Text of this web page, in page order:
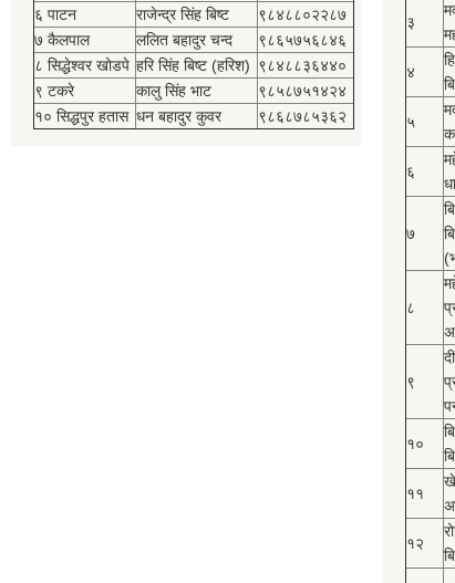
६ पाटन
राजेन्द्र सिंह बिष्‍ट
९८४८८०२२८७
७ कैलपाल
ललित बहादुर चन्द
९८६५७५६८४६
८ सिद्धेश्‍वर खोडपे हरि सिंह बिष्‍ट (हरिश) ९८४८८३६४४०
९ टकरे
कालु सिंह भाट
९८५८७५१४२४
१० सिद्धपुर हतास धन बहादुर कुवर ९८६८७८५३६२
३
४
५
६
७
८
९
१०
११
१२